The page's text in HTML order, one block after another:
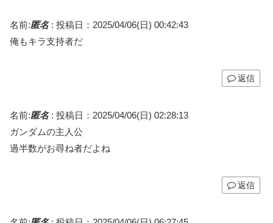
名前:匿名: 投稿日：2025/04/06(日) 00:42:43
俺もキラ支持者だ
返信
名前:匿名: 投稿日：2025/04/06(日) 02:28:13
ガンダムの主人公
過半数がお尋ね者だよね
返信